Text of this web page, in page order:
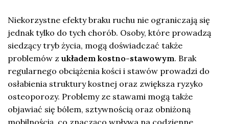
Niekorzystne efekty braku ruchu nie ograniczają się
jednak tylko do tych chorób. Osoby, które prowadzą
siedzący tryb życia, mogą doświadczać także
problemów z układem kostno-stawowym. Brak
regularnego obciążenia kości i stawów prowadzi do
osłabienia struktury kostnej oraz zwiększa ryzyko
osteoporozy. Problemy ze stawami mogą także
objawiać się bólem, sztywnością oraz obniżoną
mobilnością, co znacząco wpływa na codzienne